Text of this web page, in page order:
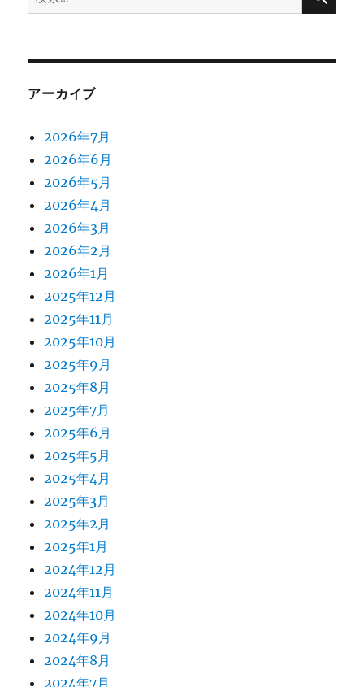
索:
アーカイブ
2026年7月
2026年6月
2026年5月
2026年4月
2026年3月
2026年2月
2026年1月
2025年12月
2025年11月
2025年10月
2025年9月
2025年8月
2025年7月
2025年6月
2025年5月
2025年4月
2025年3月
2025年2月
2025年1月
2024年12月
2024年11月
2024年10月
2024年9月
2024年8月
2024年7月